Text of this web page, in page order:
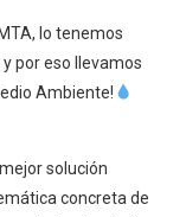
lo tenemos
por eso llevamos
Ambiente!
solución
concreta de